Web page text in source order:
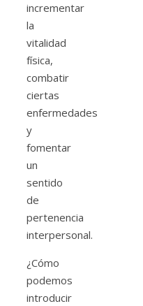
incrementar
la
vitalidad
física,
combatir
ciertas
enfermedades
y
fomentar
un
sentido
de
pertenencia
interpersonal.
¿Cómo
podemos
introducir